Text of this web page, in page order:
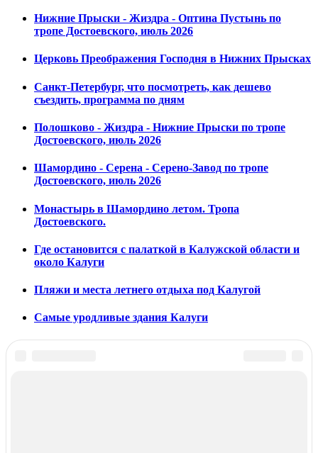
Нижние Прыски - Жиздра - Оптина Пустынь по
тропе Достоевского, июль 2026
Церковь Преображения Господня в Нижних Прысках
Санкт-Петербург, что посмотреть, как дешево
съездить, программа по дням
Полошково - Жиздра - Нижние Прыски по тропе
Достоевского, июль 2026
Шамордино - Серена - Серено-Завод по тропе
Достоевского, июль 2026
Монастырь в Шамордино летом. Тропа
Достоевского.
Где остановится с палаткой в Калужской области и
около Калуги
Пляжи и места летнего отдыха под Калугой
Самые уродливые здания Калуги